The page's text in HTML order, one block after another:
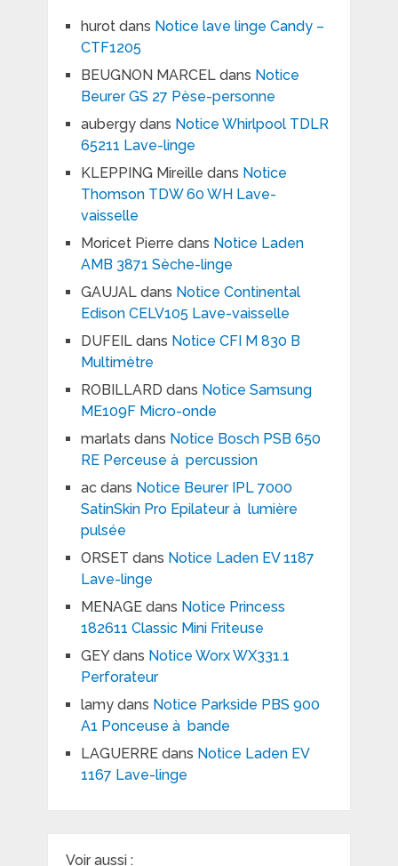
hurotdans Notice lave linge Candy –
CTF1205
BEUGNON MARCELdans Notice
Beurer GS 27 Pèse-personne
aubergydans Notice Whirlpool TDLR
65211 Lave-linge
KLEPPING Mireille dans Notice
Thomson TDW 60 WH Lave-
vaisselle
Moricet Pierre dans Notice Laden
AMB 3871 Sèche-linge
GAUJALdans Notice Continental
Edison CELV105 Lave-vaisselle
DUFEILdans Notice CFI M 830 B
Multimètre
ROBILLARD dans Notice Samsung
ME109F Micro-onde
marlats dans Notice Bosch PSB 650
RE Perceuse à percussion
acdans Notice Beurer IPL 7000
SatinSkin Pro Epilateur à lumière
pulsée
ORSET dans Notice Laden EV 1187
Lave-linge
MENAGEdans Notice Princess
182611 Classic Mini Friteuse
GEYdans Notice Worx WX331.1
Perforateur
lamydans Notice Parkside PBS 900
A1 Ponceuse à bande
LAGUERREdans Notice Laden EV
1167 Lave-linge
Voir aussi :